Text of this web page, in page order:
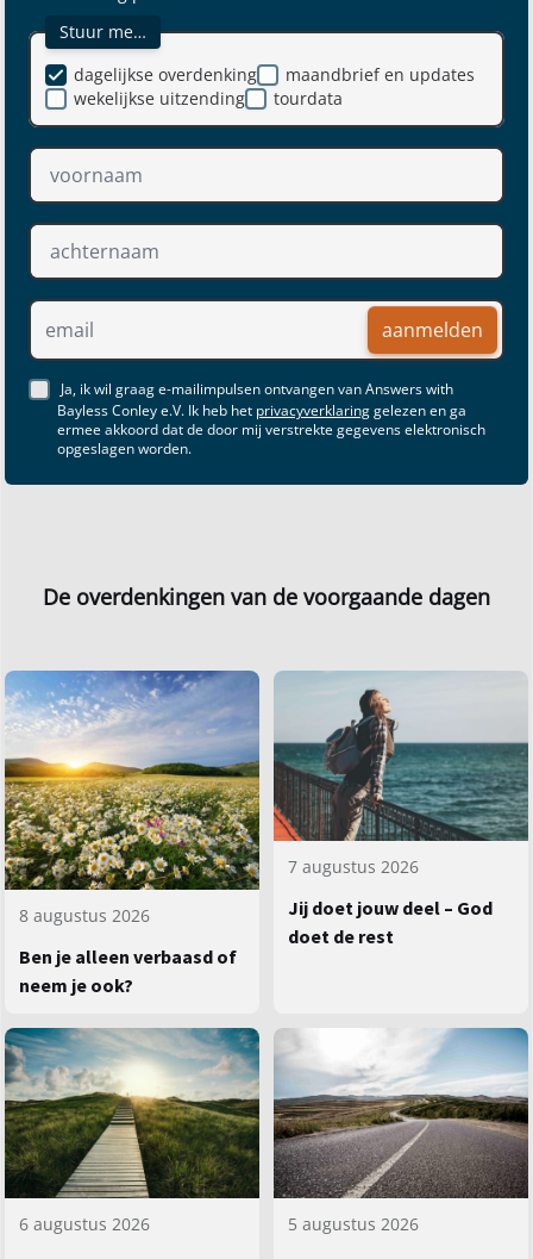
Stuur me…
maandbrief en updates
dagelijkse overdenking
wekelijkse uitzending
tourdata
aanmelden
Ja, ik wil graag e-mailimpulsen ontvangen van Answers with
Bayless Conley e.V. Ik heb het privacyverklaringgelezen en ga
ermee akkoord dat de door mij verstrekte gegevens elektronisch
opgeslagen worden.
De overdenkingen van de voorgaande dagen
8 augustus 2026
Ben je alleen verbaasd of
neem je ook?
7 augustus 2026
Jij doet jouw deel – God
doet de rest
6 augustus 2026 5 augustus 2026